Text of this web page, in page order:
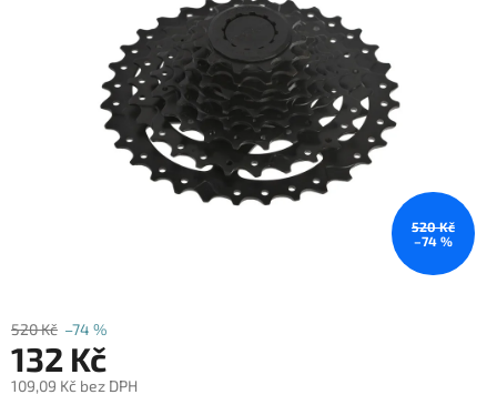
520 Kč
–74 %
520 Kč –74 %
132 Kč
109,09 Kč bez DPH